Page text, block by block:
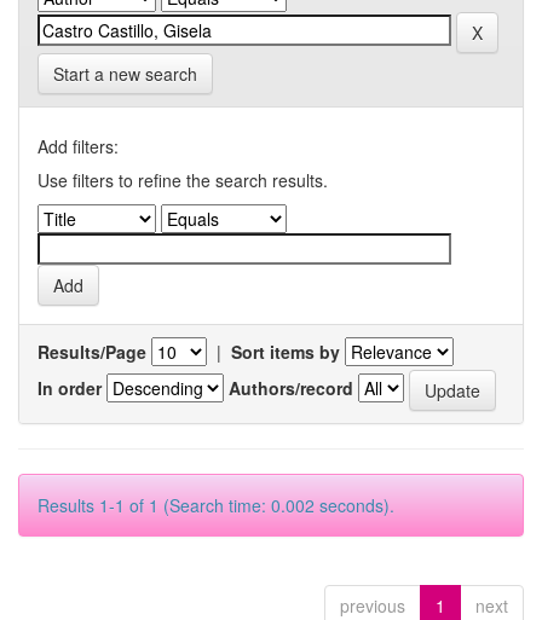
Start a new search
Add filters:
Use filters to refine the search results.
Results/Page | Sort items by
In order
Authors/record
Results 1-1 of 1 (Search time: 0.002 seconds).
previous 1 next